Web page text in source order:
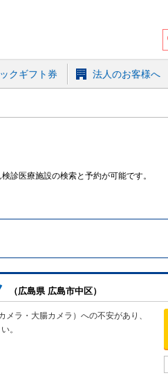
クギフト券 法人のお客様へ
診医療施設の検索と予約が可能です。
（広島県 広島市中区）
ラ・大腸カメラ）への不安があり、
。